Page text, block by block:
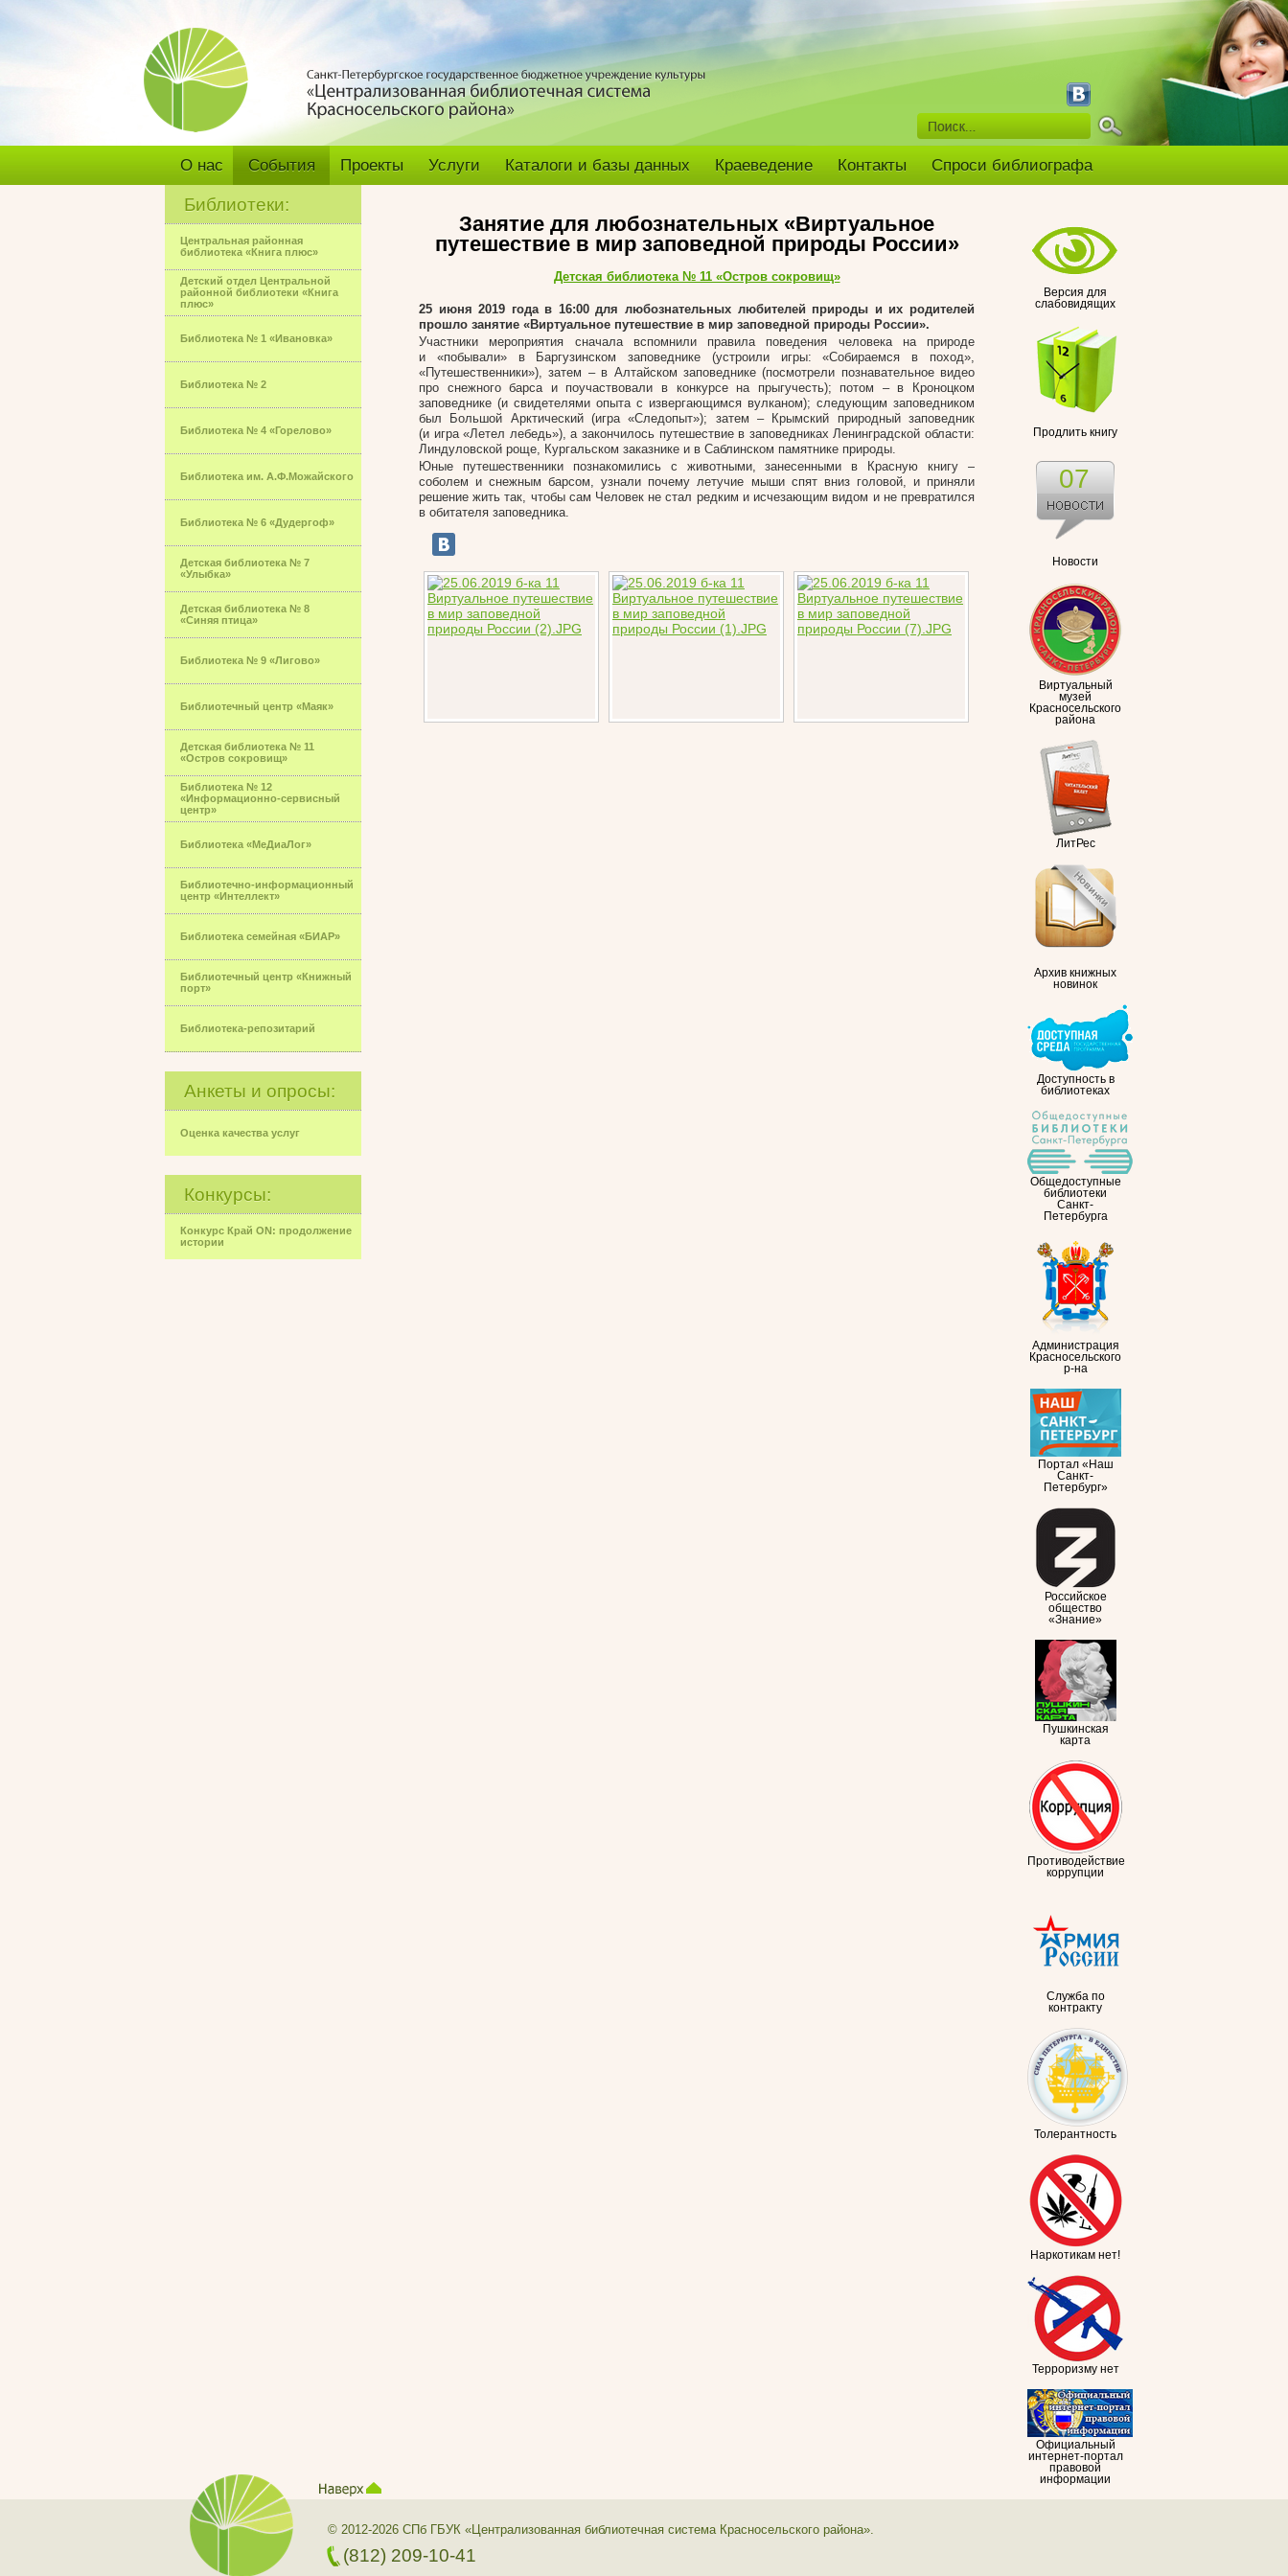
О нас События Проекты Услуги Каталоги и базы данных Краеведение Контакты Спроси библиографа
Библиотеки:
Центральная районная
библиотека «Книга плюс»
Детский отдел Центральной
районной библиотеки «Книга
плюс»
Библиотека № 1 «Ивановка»
Библиотека № 2
Библиотека № 4 «Горелово»
Библиотека им. А.Ф.Можайского
Библиотека № 6 «Дудергоф»
Детская библиотека № 7
«Улыбка»
Детская библиотека № 8
«Синяя птица»
Библиотека № 9 «Лигово»
Библиотечный центр «Маяк»
Детская библиотека № 11
«Остров сокровищ»
Библиотека № 12
«Информационно-сервисный
центр»
Библиотека «МеДиаЛог»
Библиотечно-информационный
центр «Интеллект»
Библиотека семейная «БИАР»
Библиотечный центр «Книжный
порт»
Библиотека-репозитарий
Анкеты и опросы:
Оценка качества услуг
Конкурсы:
Конкурс Край ON: продолжение
истории
Версия для
слабовидящих
Продлить книгу
Новости
07
Виртуальный
музей
Красносельского
района
ЛитРес
Архив книжных
новинок
Доступность в
библиотеках
Общедоступные
библиотеки
Санкт-
Петербурга
Администрация
Красносельского
р-на
Портал «Наш
Санкт-
Петербург»
Российское
общество
«Знание»
Пушкинская
карта
Противодействие
коррупции
Служба по
контракту
Толерантность
Наркотикам нет!
Терроризму нет
Официальный
интернет-портал
правовой
информации
Занятие для любознательных «Виртуальное
путешествие в мир заповедной природы России»
Детская библиотека № 11 «Остров сокровищ»
25 июня 2019 года в 16:00 для любознательных любителей природы и их родителей
прошло занятие «Виртуальное путешествие в мир заповедной природы России».
Участники мероприятия сначала вспомнили правила поведения человека на природе
и «побывали» в Баргузинском заповеднике (устроили игры: «Собираемся в поход»,
«Путешественники»), затем – в Алтайском заповеднике (посмотрели познавательное видео
про снежного барса и поучаствовали в конкурсе на прыгучесть); потом – в Кроноцком
заповеднике (и свидетелями опыта с извергающимся вулканом); следующим заповедником
был Большой Арктический (игра «Следопыт»); затем – Крымский природный заповедник
(и игра «Летел лебедь»), а закончилось путешествие в заповедниках Ленинградской области:
Линдуловской роще, Кургальском заказнике и в Саблинском памятнике природы.
Юные путешественники познакомились с животными, занесенными в Красную книгу –
соболем и снежным барсом, узнали почему летучие мыши спят вниз головой, и приняли
решение жить так, чтобы сам Человек не стал редким и исчезающим видом и не превратился
в обитателя заповедника.
© 2012-2026 СПб ГБУК «Централизованная библиотечная система Красносельского района».
(812) 209-10-41